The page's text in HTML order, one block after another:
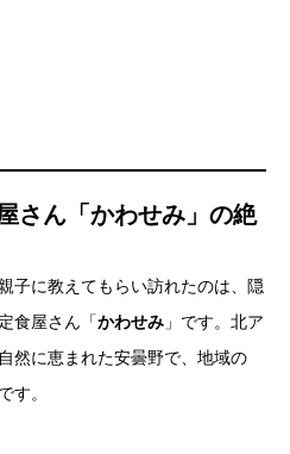
さん「かわせみ」の絶
子に教えてもらい訪れたのは、隠
食屋さん「かわせみ 」です。北ア
然に恵まれた安曇野で、地域の
す。